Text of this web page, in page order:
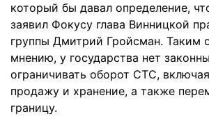
который бы давал определение,
заявил Фокусу глава Винницкой
группы Дмитрий Гройсман. Таким
мнению, у государства нет
ограничивать оборот СТС,
продажу и хранение, а также
границу.